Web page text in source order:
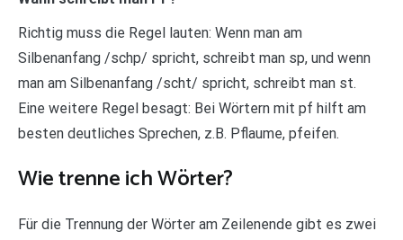
Richtig muss die Regel lauten: Wenn man am
Silbenanfang /schp/ spricht, schreibt man sp, und wenn
man am Silbenanfang /scht/ spricht, schreibt man st.
Eine weitere Regel besagt: Bei Wörtern mit pf hilft am
besten deutliches Sprechen, z.B. Pflaume, pfeifen.
Wie trenne ich Wörter?
Für die Trennung der Wörter am Zeilenende gibt es zwei